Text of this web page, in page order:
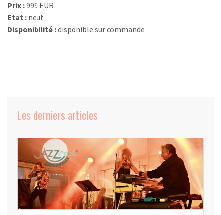
Prix :999 EUR
Etat : neuf
Disponibilité :disponible sur commande
Les derniers articles